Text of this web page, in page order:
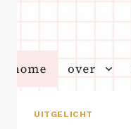
UITGELICHT